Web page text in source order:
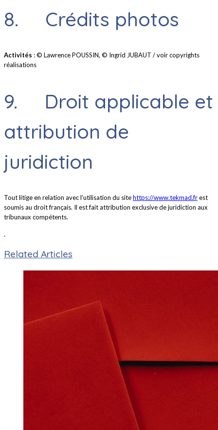
8. Crédits photos
Activités : © Lawrence POUSSIN, © Ingrid JUBAUT / voir copyrights
réalisations
9. Droit applicable et
attribution de
juridiction
Tout litige en relation avec l’utilisation du sitehttps://www.tekmad.frest
soumis au droit français. Il est fait attribution exclusive de juridiction aux
tribunaux compétents.
Related Articles